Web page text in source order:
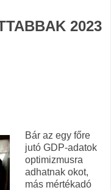
2023
Bár az egy főre
jutó GDP-adatok
optimizmusra
adhatnak okot,
más mértékadó